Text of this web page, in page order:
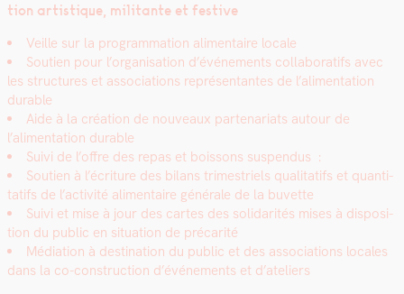
tion artis­tique, mil­i­tante et fes­tive
Veille sur la pro­gram­ma­tion ali­men­taire locale
Sou­tien pour l’organisation d’événements col­lab­o­rat­ifs avec
les struc­tures et asso­ci­a­tions représen­tantes de l’alimentation
durable
Aide à la créa­tion de nou­veaux parte­nar­i­ats autour de
l’alimentation durable
Suivi de l’offre des repas et bois­sons sus­pendus :
Sou­tien à l’écri­t­ure des bilans trimestriels qual­i­tat­ifs et quan­ti­
tat­ifs de l’ac­tiv­ité ali­men­taire générale de la buvette
Suivi et mise à jour des cartes des sol­i­dar­ités mis­es à dis­po­si­
tion du pub­lic en sit­u­a­tion de pré­car­ité
Médi­a­tion à des­ti­na­tion du pub­lic et des asso­ci­a­tions locales
dans la co-con­struc­tion d’événements et d’ateliers